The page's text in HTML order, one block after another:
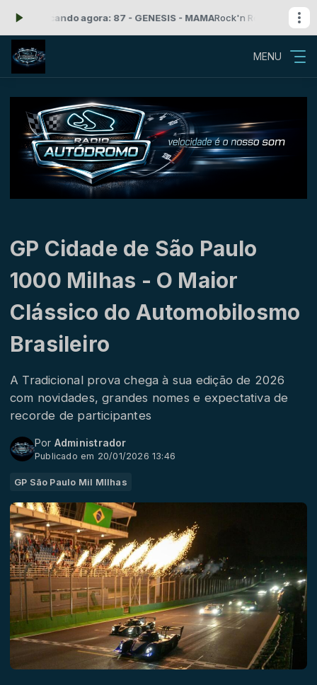
Tocando agora: 87 - GENESIS - MAMARock'n Roll com Radio
MENU
GP Cidade de São Paulo
1000 Milhas - O Maior
Clássico do Automobilosmo
Brasileiro
A Tradicional prova chega à sua edição de 2026
com novidades, grandes nomes e expectativa de
recorde de participantes
Por Administrador
Publicado em 20/01/2026 13:46
GP São Paulo Mil MIlhas